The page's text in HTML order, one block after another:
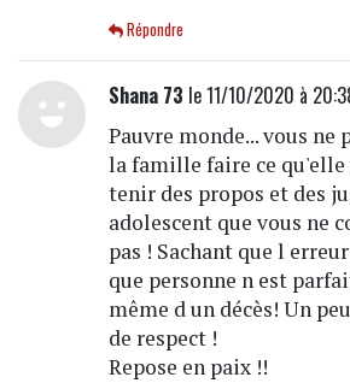
Répondre
Shana 73 le 11/10/2020 à
Pauvre monde... vous ne
la famille faire ce qu'elle
tenir des propos et des
adolescent que vous ne
pas ! Sachant que l
que personne n est
même d un décès! Un
de respect !
Repose en paix !!